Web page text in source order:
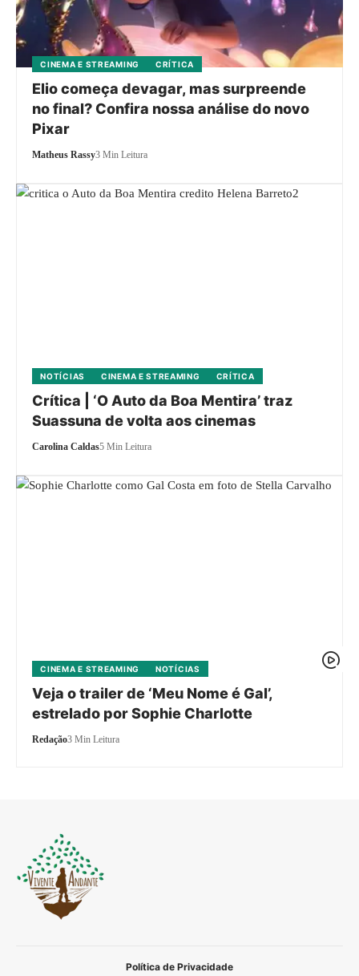
CINEMA E STREAMING CRÍTICA
Elio começa devagar, mas surpreende
no final? Confira nossa análise do novo
Pixar
Matheus Rassy3 Min Leitura
NOTÍCIAS CINEMA E STREAMING CRÍTICA
Crítica | ‘O Auto da Boa Mentira’ traz
Suassuna de volta aos cinemas
Carolina Caldas5 Min Leitura
CINEMA E STREAMING NOTÍCIAS
Veja o trailer de ‘Meu Nome é Gal’,
estrelado por Sophie Charlotte
Redação3 Min Leitura
Política de Privacidade